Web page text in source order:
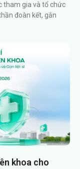
tham gia và tổ chức
đoàn kết, gắn
khoa cho